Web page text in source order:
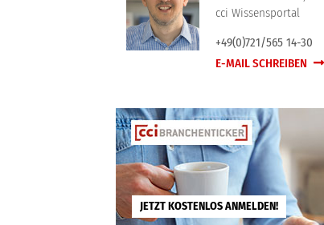
cci Wissensportal
+49(0)721/565 14-30
E-MAIL SCHREIBEN
JETZT KOSTENLOS ANMELDEN!